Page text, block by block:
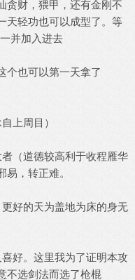
贪财，猥甲，还有金刚不
天轻功也可以成型了。等
并加入进去
个也可以第一天拿了
上周目）
（道德较高利于收程雁华
，转正难。
好的天为盖地为床的身无
好。这里我为了证明本攻
不选剑法而选了枪棍